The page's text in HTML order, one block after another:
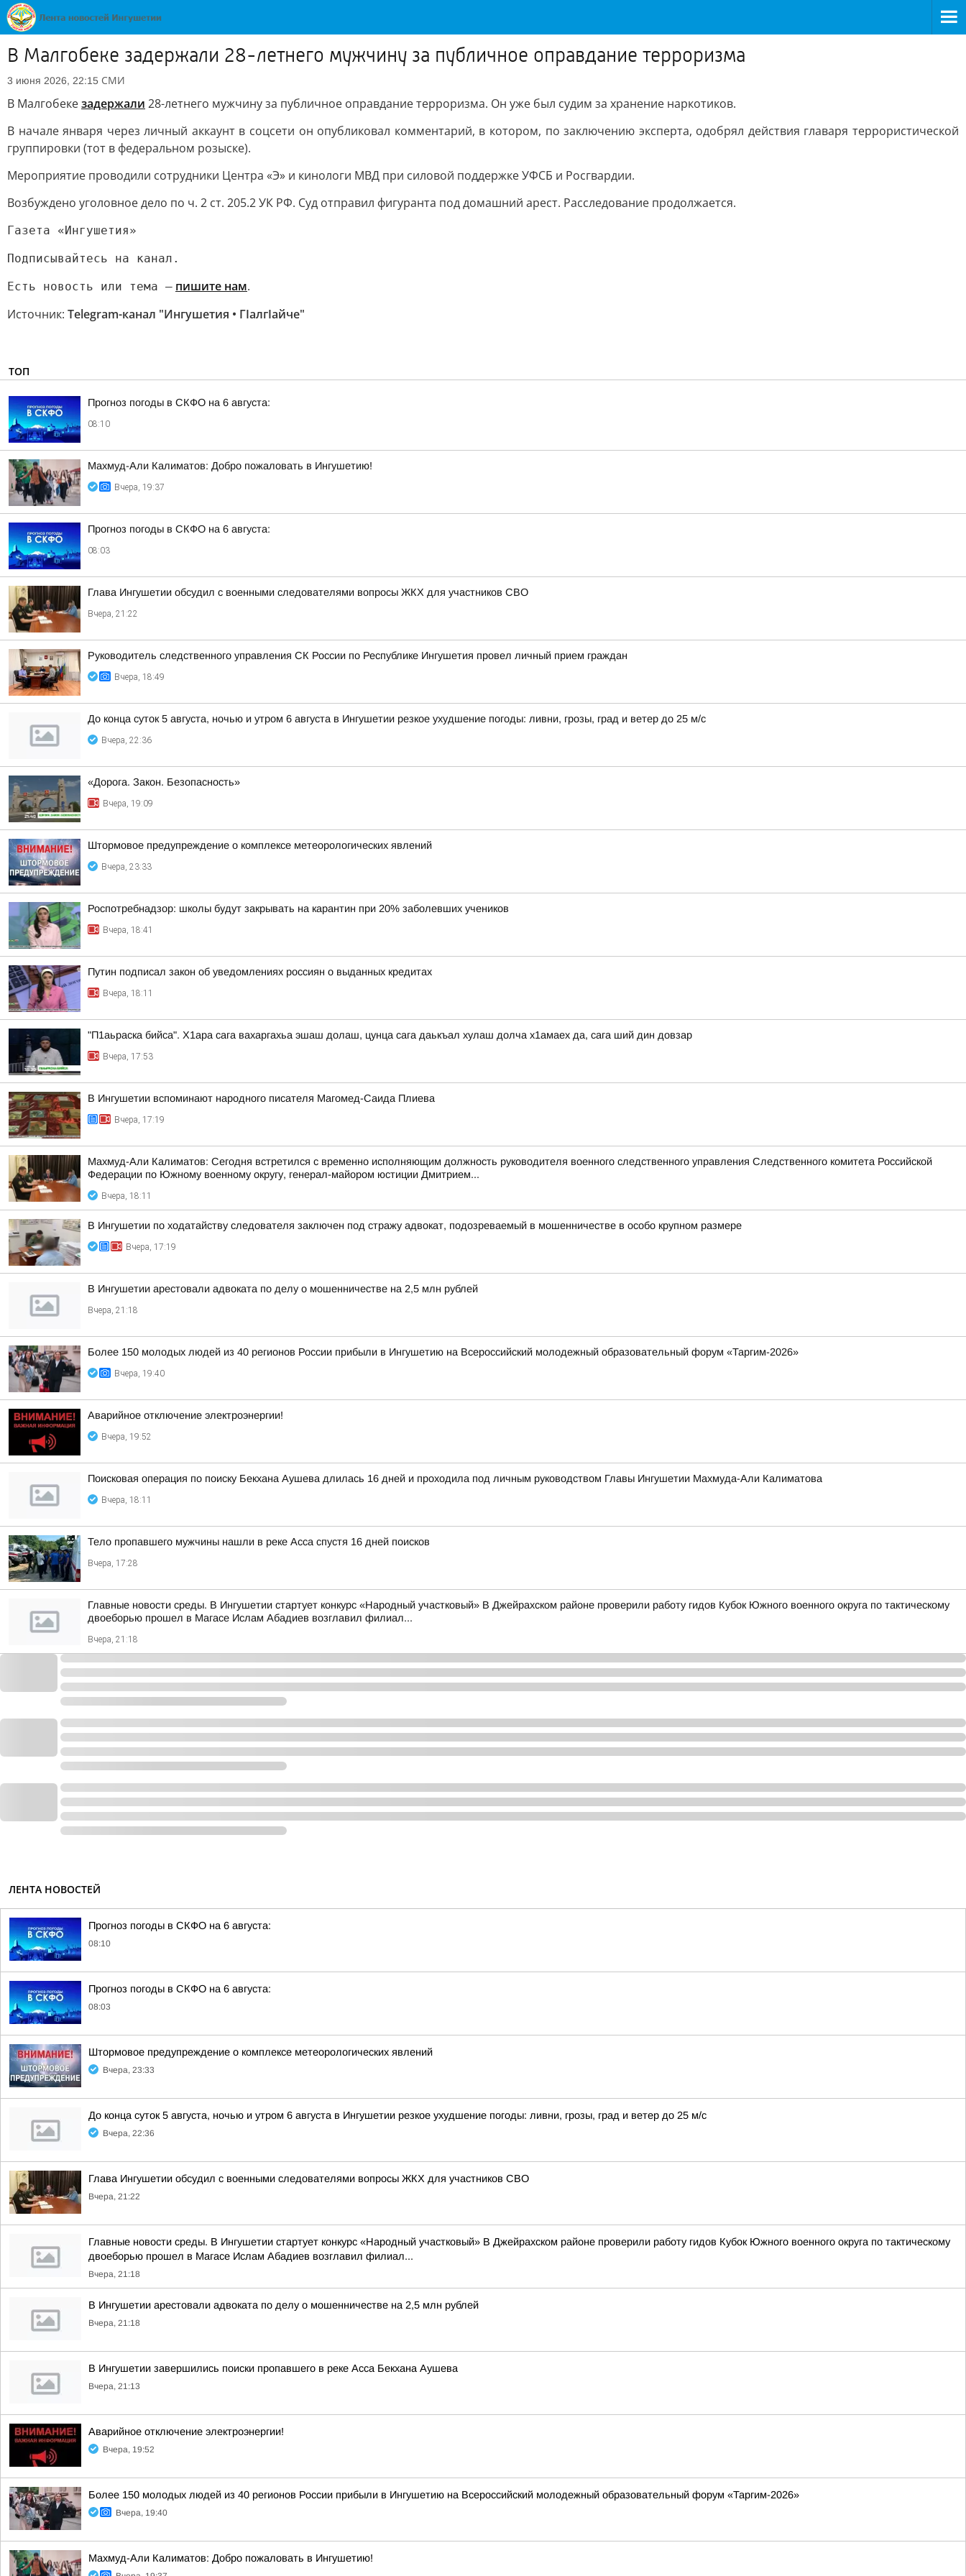
В Малгобеке задержали 28-летнего мужчину за публичное оправдание терроризма
3 июня 2026, 22:15 СМИ
В Малгобекезадержали 28-летнего мужчину за публичное оправдание терроризма. Он уже был судим за хранение наркотиков.
В начале января через личный аккаунт в соцсети он опубликовал комментарий, в котором, по заключению эксперта, одобрял действия главаря террористической
группировки (тот в федеральном розыске).
Мероприятие проводили сотрудники Центра «Э» и кинологи МВД при силовой поддержке УФСБ и Росгвардии.
Возбуждено уголовное дело по ч. 2 ст. 205.2 УК РФ. Суд отправил фигуранта под домашний арест. Расследование продолжается.
Газета «Ингушетия»
Подписывайтесь на канал.
Есть новость или тема — пишите нам.
Источник: Telegram-канал "Ингушетия • ГIалгIайче"
ТОП
Прогноз погоды в СКФО на 6 августа:
08:10
Махмуд-Али Калиматов: Добро пожаловать в Ингушетию!
Вчера, 19:37
Прогноз погоды в СКФО на 6 августа:
08:03
Глава Ингушетии обсудил с военными следователями вопросы ЖКХ для участников СВО
Вчера, 21:22
Руководитель следственного управления СК России по Республике Ингушетия провел личный прием граждан
Вчера, 18:49
До конца суток 5 августа, ночью и утром 6 августа в Ингушетии резкое ухудшение погоды: ливни, грозы, град и ветер до 25 м/с
Вчера, 22:36
«Дорога. Закон. Безопасность»
Вчера, 19:09
Штормовое предупреждение о комплексе метеорологических явлений
Вчера, 23:33
Роспотребнадзор: школы будут закрывать на карантин при 20% заболевших учеников
Вчера, 18:41
Путин подписал закон об уведомлениях россиян о выданных кредитах
Вчера, 18:11
"П1аьраска бийса". Х1ара сага вахаргахьа эшаш долаш, цунца сага даькъал хулаш долча х1амаех да, сага ший дин довзар
Вчера, 17:53
В Ингушетии вспоминают народного писателя Магомед-Саида Плиева
Вчера, 17:19
Махмуд-Али Калиматов: Сегодня встретился с временно исполняющим должность руководителя военного следственного управления Следственного комитета Российской
Федерации по Южному военному округу, генерал-майором юстиции Дмитрием...
Вчера, 18:11
В Ингушетии по ходатайству следователя заключен под стражу адвокат, подозреваемый в мошенничестве в особо крупном размере
Вчера, 17:19
В Ингушетии арестовали адвоката по делу о мошенничестве на 2,5 млн рублей
Вчера, 21:18
Более 150 молодых людей из 40 регионов России прибыли в Ингушетию на Всероссийский молодежный образовательный форум «Таргим-2026»
Вчера, 19:40
Аварийное отключение электроэнергии!
Вчера, 19:52
Поисковая операция по поиску Бекхана Аушева длилась 16 дней и проходила под личным руководством Главы Ингушетии Махмуда-Али Калиматова
Вчера, 18:11
Тело пропавшего мужчины нашли в реке Асса спустя 16 дней поисков
Вчера, 17:28
Главные новости среды. В Ингушетии стартует конкурс «Народный участковый» В Джейрахском районе проверили работу гидов Кубок Южного военного округа по тактическому
двоеборью прошел в Магасе Ислам Абадиев возглавил филиал...
Вчера, 21:18
ЛЕНТА НОВОСТЕЙ
Прогноз погоды в СКФО на 6 августа:
08:10
Прогноз погоды в СКФО на 6 августа:
08:03
Штормовое предупреждение о комплексе метеорологических явлений
Вчера, 23:33
До конца суток 5 августа, ночью и утром 6 августа в Ингушетии резкое ухудшение погоды: ливни, грозы, град и ветер до 25 м/с
Вчера, 22:36
Глава Ингушетии обсудил с военными следователями вопросы ЖКХ для участников СВО
Вчера, 21:22
Главные новости среды. В Ингушетии стартует конкурс «Народный участковый» В Джейрахском районе проверили работу гидов Кубок Южного военного округа по тактическому
двоеборью прошел в Магасе Ислам Абадиев возглавил филиал...
Вчера, 21:18
В Ингушетии арестовали адвоката по делу о мошенничестве на 2,5 млн рублей
Вчера, 21:18
В Ингушетии завершились поиски пропавшего в реке Асса Бекхана Аушева
Вчера, 21:13
Аварийное отключение электроэнергии!
Вчера, 19:52
Более 150 молодых людей из 40 регионов России прибыли в Ингушетию на Всероссийский молодежный образовательный форум «Таргим-2026»
Вчера, 19:40
Махмуд-Али Калиматов: Добро пожаловать в Ингушетию!